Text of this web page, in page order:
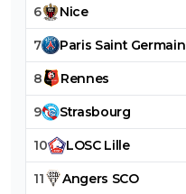
6 Nice
7 Paris Saint Germain
8 Rennes
9 Strasbourg
10 LOSC Lille
11 Angers SCO